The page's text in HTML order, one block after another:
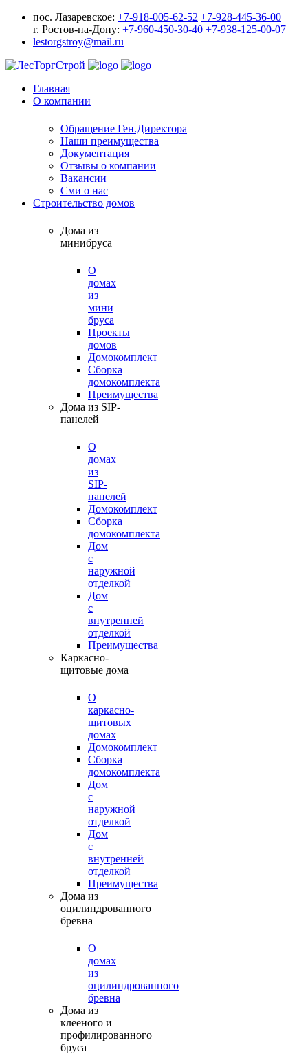
пос. Лазаревское: +7-918-005-62-52 +7-928-445-36-00
г. Ростов-на-Дону: +7-960-450-30-40 +7-938-125-00-07
lestorgstroy@mail.ru
Главная
О компании
Обращение Ген.Директора
Наши преимущества
Документация
Отзывы о компании
Вакансии
Сми о нас
Строительство домов
Дома из
минибруса
О
домах
из
мини
бруса
Проекты
домов
Домокомплект
Сборка
домокомплекта
Преимущества
Дома из SIP-
панелей
О
домах
из
SIP-
панелей
Домокомплект
Сборка
домокомплекта
Дом
с
наружной
отделкой
Дом
с
внутренней
отделкой
Преимущества
Каркасно-
щитовые дома
О
каркасно-
щитовых
домах
Домокомплект
Сборка
домокомплекта
Дом
с
наружной
отделкой
Дом
с
внутренней
отделкой
Преимущества
Дома из
оцилиндрованного
бревна
О
домах
из
оцилиндрованного
бревна
Дома из
клееного и
профилированного
бруса